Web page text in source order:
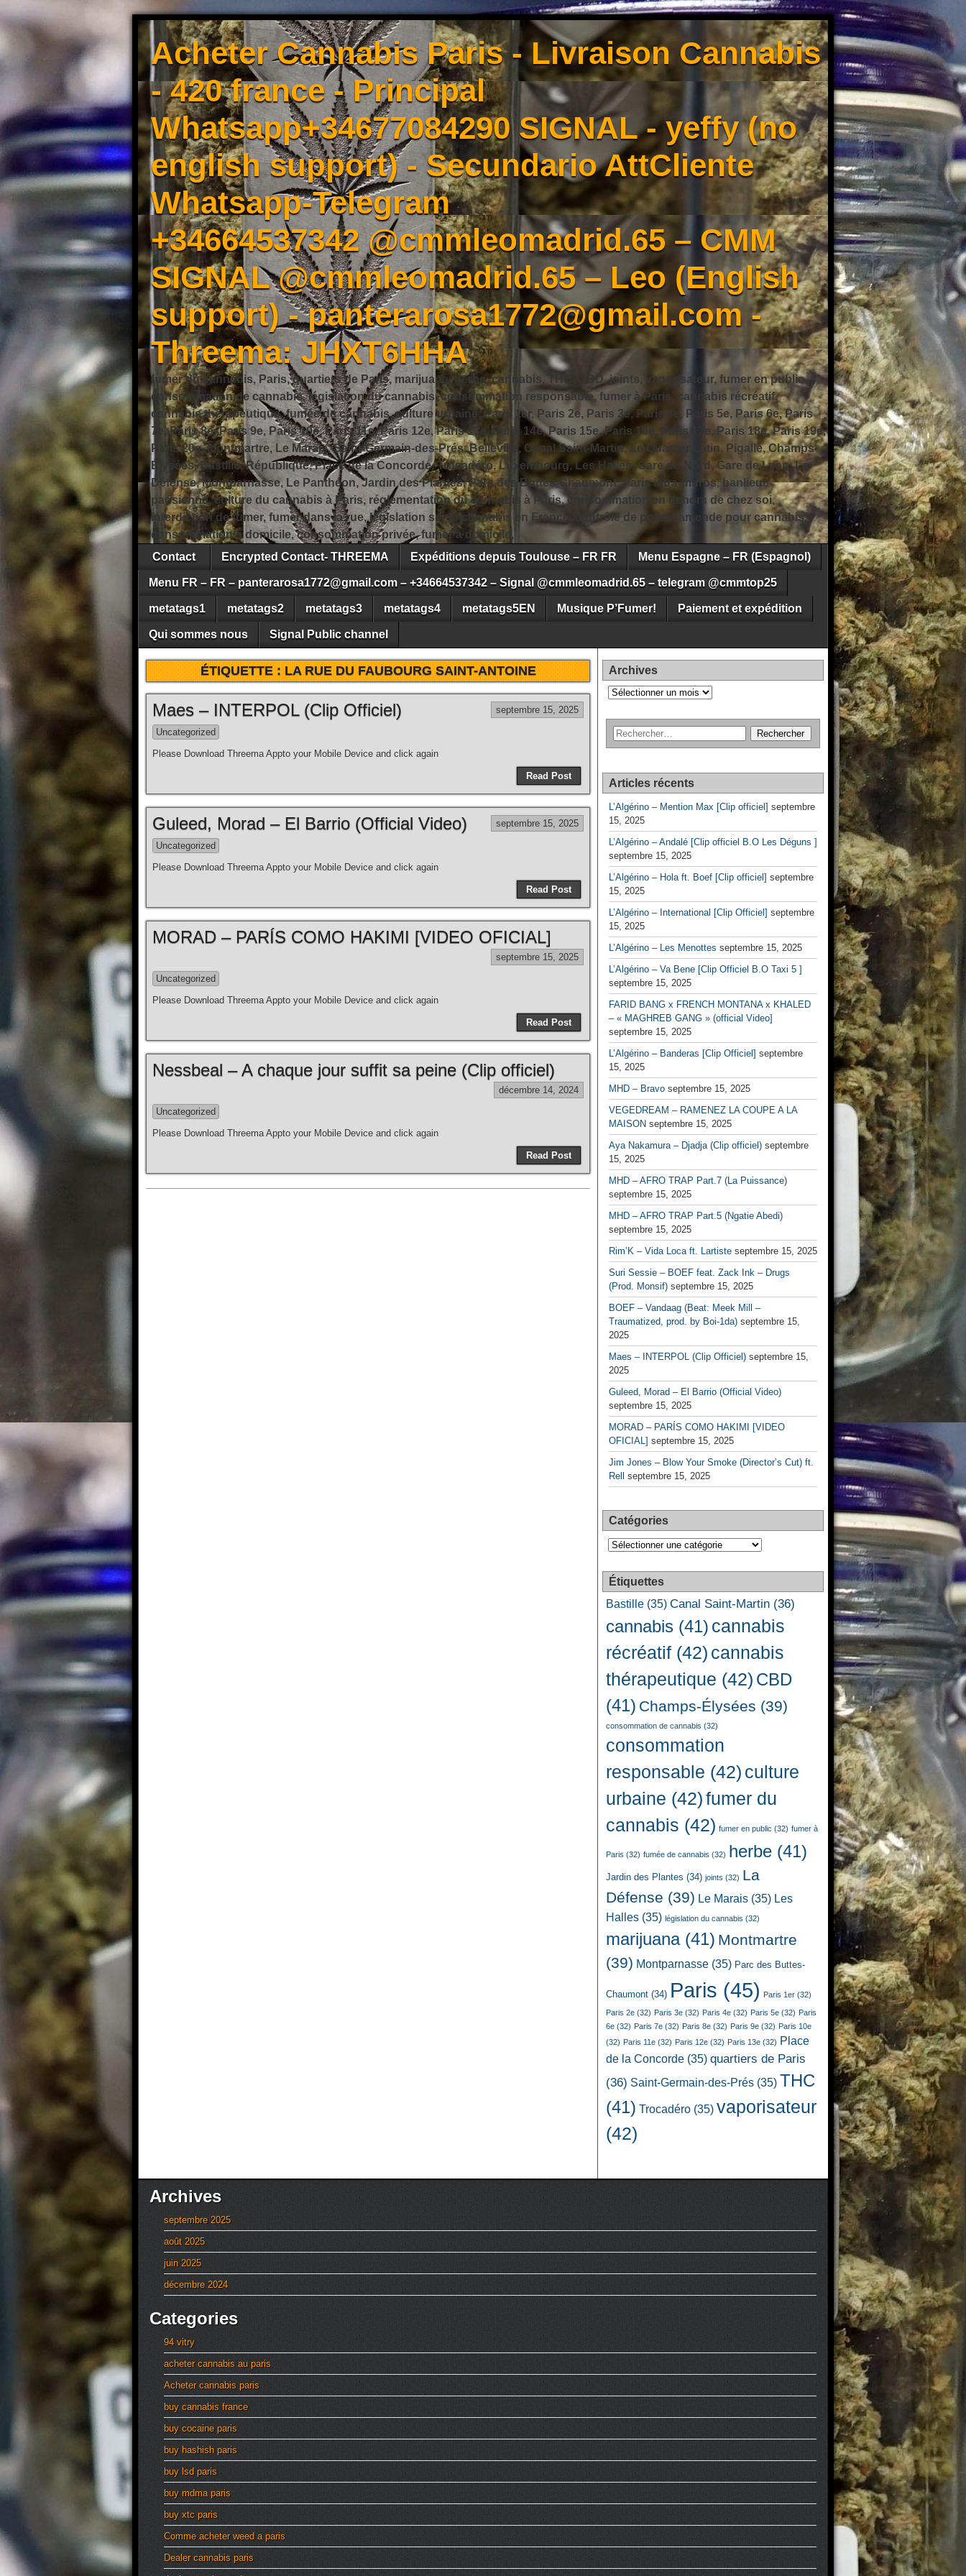
Acheter Cannabis Paris - Livraison Cannabis
- 420 france - Principal
Whatsapp+34677084290 SIGNAL - yeffy (no
english support) - Secundario AttCliente
Whatsapp-Telegram
+34664537342 @cmmleomadrid.65 – CMM
SIGNAL @cmmleomadrid.65 – Leo (English
support) - panterarosa1772@gmail.com -
Threema: JHXT6HHA
fumer du cannabis, Paris, quartiers de Paris, marijuana, herbe, cannabis, THC, CBD, joints, vaporisateur, fumer en public,
consommation de cannabis, législation du cannabis, consommation responsable, fumer à Paris, cannabis récréatif,
cannabis thérapeutique, fumée de cannabis, culture urbaine, Paris 1er, Paris 2e, Paris 3e, Paris 4e, Paris 5e, Paris 6e, Paris
7e, Paris 8e, Paris 9e, Paris 10e, Paris 11e, Paris 12e, Paris 13e, Paris 14e, Paris 15e, Paris 16e, Paris 17e, Paris 18e, Paris 19e,
Paris 20e, Montmartre, Le Marais, Saint-Germain-des-Prés, Belleville, Canal Saint-Martin, Le Quartier Latin, Pigalle, Champs-
Élysées, Bastille, République, Place de la Concorde, Trocadéro, Luxembourg, Les Halles, Gare du Nord, Gare de Lyon, La
Défense, Montparnasse, Le Panthéon, Jardin des Plantes, Parc des Buttes-Chaumont, Paris intra-muros, banlieue
parisienne, culture du cannabis à Paris, réglementation du cannabis à Paris, consommation en dehors de chez soi,
interdiction de fumer, fumer dans la rue, législation sur le cannabis en France, contrôle de police, amende pour cannabis,
consommation à domicile, consommation privée, fumer à domicile,
Contact
Encrypted Contact- THREEMA Expéditions depuis Toulouse – FR FR Menu Espagne – FR (Espagnol)
Menu FR – FR – panterarosa1772@gmail.com – +34664537342 – Signal @cmmleomadrid.65 – telegram @cmmtop25
metatags1 metatags2 metatags3 metatags4 metatags5EN Musique P’Fumer! Paiement et expédition
Qui sommes nous Signal Public channel
ÉTIQUETTE :LA RUE DU FAUBOURG SAINT-ANTOINE
Maes – INTERPOL (Clip Officiel) septembre 15, 2025
Uncategorized
Please Download Threema Appto your Mobile Device and click again
Read Post
Guleed, Morad – El Barrio (Official Video) septembre 15, 2025
Uncategorized
Please Download Threema Appto your Mobile Device and click again
Read Post
MORAD – PARÍS COMO HAKIMI [VIDEO OFICIAL]
septembre 15, 2025
Uncategorized
Please Download Threema Appto your Mobile Device and click again
Read Post
Nessbeal – A chaque jour suffit sa peine (Clip officiel)
décembre 14, 2024
Uncategorized
Please Download Threema Appto your Mobile Device and click again
Read Post
Archives
Archives
Articles récents
L’Algérino – Mention Max [Clip officiel] septembre
15, 2025
L’Algérino – Andalé [Clip officiel B.O Les Déguns ]
septembre 15, 2025
L’Algérino – Hola ft. Boef [Clip officiel] septembre
15, 2025
L’Algérino – International [Clip Officiel] septembre
15, 2025
L’Algérino – Les Menottes septembre 15, 2025
L’Algérino – Va Bene [Clip Officiel B.O Taxi 5 ]
septembre 15, 2025
FARID BANG x FRENCH MONTANA x KHALED
– « MAGHREB GANG » (official Video]
septembre 15, 2025
L’Algérino – Banderas [Clip Officiel] septembre
15, 2025
MHD – Bravo septembre 15, 2025
VEGEDREAM – RAMENEZ LA COUPE A LA
MAISON septembre 15, 2025
Aya Nakamura – Djadja (Clip officiel) septembre
15, 2025
MHD – AFRO TRAP Part.7 (La Puissance)
septembre 15, 2025
MHD – AFRO TRAP Part.5 (Ngatie Abedi)
septembre 15, 2025
Rim’K – Vida Loca ft. Lartiste septembre 15, 2025
Suri Sessie – BOEF feat. Zack Ink – Drugs
(Prod. Monsif) septembre 15, 2025
BOEF – Vandaag (Beat: Meek Mill –
Traumatized, prod. by Boi-1da) septembre 15,
2025
Maes – INTERPOL (Clip Officiel) septembre 15,
2025
Guleed, Morad – El Barrio (Official Video)
septembre 15, 2025
MORAD – PARÍS COMO HAKIMI [VIDEO
OFICIAL] septembre 15, 2025
Jim Jones – Blow Your Smoke (Director’s Cut) ft.
Rell
septembre 15, 2025
Catégories
Catégories
Étiquettes
Bastille (35) Canal Saint-Martin (36)
cannabis (41) cannabis
récréatif (42) cannabis
thérapeutique (42) CBD
(41) Champs-Élysées (39)
consommation de cannabis (32)
consommation
responsable (42) culture
urbaine (42)fumer du
cannabis (42) fumer en public (32) fumer à
Paris (32) fumée de cannabis (32) herbe (41)
Jardin des Plantes (34) joints (32) La
Défense (39) Le Marais (35) Les
Halles (35) législation du cannabis (32)
marijuana(41) Montmartre
(39) Montparnasse (35) Parc des Buttes-
Chaumont (34) Paris (45) Paris 1er (32)
Paris 2e (32) Paris 3e (32) Paris 4e (32) Paris 5e (32) Paris
6e (32) Paris 7e (32) Paris 8e (32) Paris 9e (32) Paris 10e
(32) Paris 11e (32) Paris 12e (32) Paris 13e (32) Place
de la Concorde (35) quartiers de Paris
(36) Saint-Germain-des-Prés (35) THC
(41) Trocadéro (35) vaporisateur
(42)
Archives
septembre 2025
août 2025
juin 2025
décembre 2024
Categories
94 vitry
acheter cannabis au paris
Acheter cannabis paris
buy cannabis france
buy cocaine paris
buy hashish paris
buy lsd paris
buy mdma paris
buy xtc paris
Comme acheter weed a paris
Dealer cannabis paris